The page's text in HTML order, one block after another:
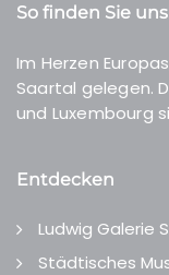
So finden Sie
Im Herzen
Saartal gelegen.
und Luxembourg
Entdecken
Ludwig Galerie
Städtisches